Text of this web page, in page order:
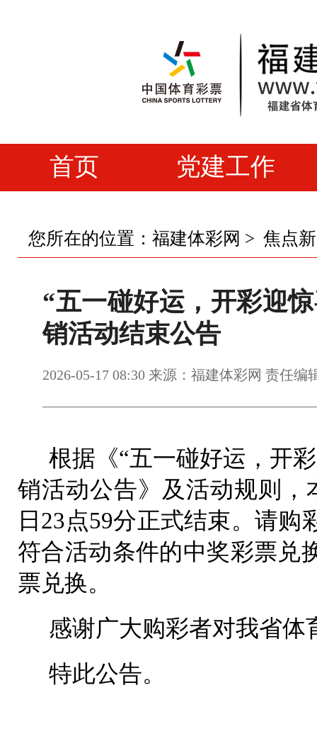
首页 党建工作
您所在的位置： 福建体彩网 > 焦点
“五一碰好运，开彩迎
销活动结束公告
2026-05-17 08:30 来源：福建体彩网 责任编
根据《“五一碰好运，开
销活动公告》及活动规则，
日23点59分正式结束。请
符合活动条件的中奖彩票兑
票兑换。
感谢广大购彩者对我省体
特此公告。